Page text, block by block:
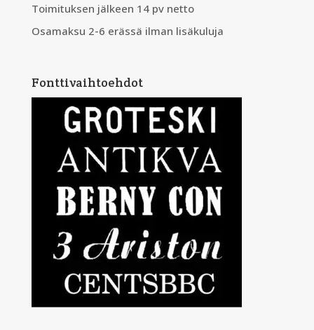
Toimituksen jälkeen 14 pv netto
Osamaksu 2-6 erässä ilman lisäkuluja
Fonttivaihtoehdot